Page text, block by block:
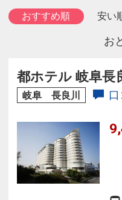
おすすめ順 安い
お
都ホテル 岐阜長
岐阜 長良川